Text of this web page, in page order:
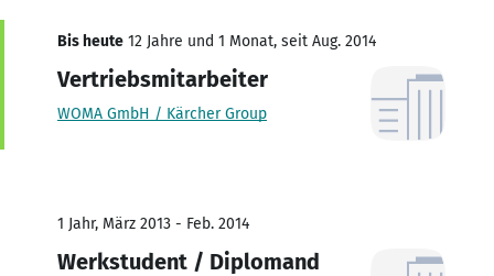
Bis heute 12 Jahre und 1 Monat, seit Aug. 2014
Vertriebsmitarbeiter
WOMA GmbH / Kärcher Group
1 Jahr, März 2013 - Feb. 2014
Werkstudent / Diplomand